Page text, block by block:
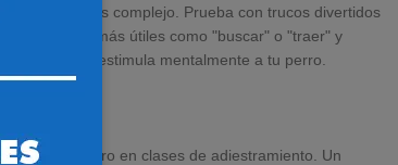
más complejo. Prueba con trucos divertidos
habilidades más útiles como "buscar" o "traer" y
también estimula mentalmente a tu perro.
a tu perro en clases de adiestramiento. Un